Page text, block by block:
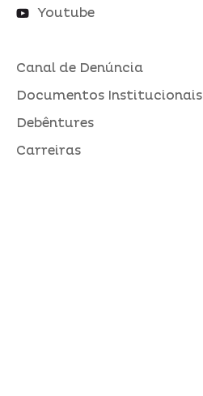
Youtube
Canal de Denúncia
Documentos Institucionais
Debêntures
Carreiras